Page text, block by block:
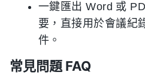
一鍵匯出 Word 或
要，直接用於會議紀
件。
常見問題 FAQ